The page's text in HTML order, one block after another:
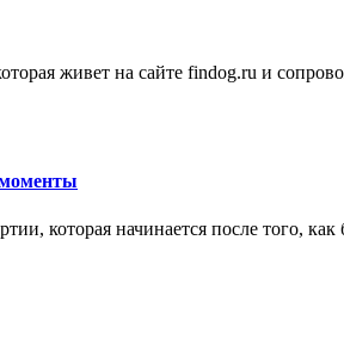
живет на сайте findog.ru и
которая начинается после того,